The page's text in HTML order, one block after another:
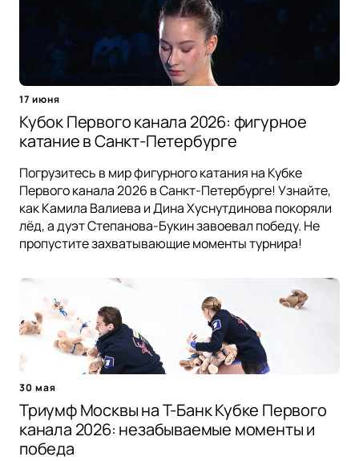
17 июня
Кубок Первого канала 2026: фигурное
катание в Санкт-Петербурге
Погрузитесь в мир фигурного катания на Кубке
Первого канала 2026 в Санкт-Петербурге! Узнайте,
как Камила Валиева и Дина Хуснутдинова покоряли
лёд, а дуэт Степанова-Букин завоевал победу. Не
пропустите захватывающие моменты турнира!
30 мая
Триумф Москвы на Т-Банк Кубке Первого
канала 2026: незабываемые моменты и
победа